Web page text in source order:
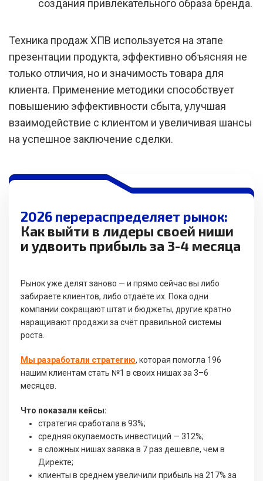
создания привлекательного образа бренда.
Техника продаж ХПВ используется на этапе
презентации продукта, эффективно объясняя не
только отличия, но и значимость товара для
клиента. Применение методики способствует
повышению эффективности сбыта, улучшая
взаимодействие с клиентом и увеличивая шансы
на успешное заключение сделки.
2026 перераспределяет рынок:
Как выйти в лидеры своей ниши
и удвоить прибыль за 3-4 месяца
Рынок уже делят заново — и прямо сейчас вы либо
забираете клиентов, либо отдаёте их. Пока одни
компании сокращают штат и бюджеты, другие кратно
наращивают продажи за счёт правильной системы
роста.
Мы разработали стратегию, которая помогла 196
нашим клиентам стать №1 в своих нишах за 3–6
месяцев.
Что показали кейсы:
стратегия сработала в 93%;
средняя окупаемость инвестиций — 312%;
в сложных нишах заявка в 7 раз дешевле, чем в
Директе;
клиенты в среднем увеличили прибыль на 217% за